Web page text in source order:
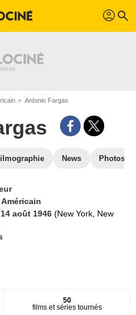
profil search
Antonio Fargas
News Photos
Américain
14 août 1946(New York, New
50
films et séries tournés